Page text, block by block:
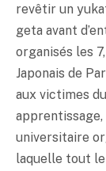
revêtir un
geta avant
organisés les
Japonais de
aux victimes
apprentissage,
universitaire
laquelle tout